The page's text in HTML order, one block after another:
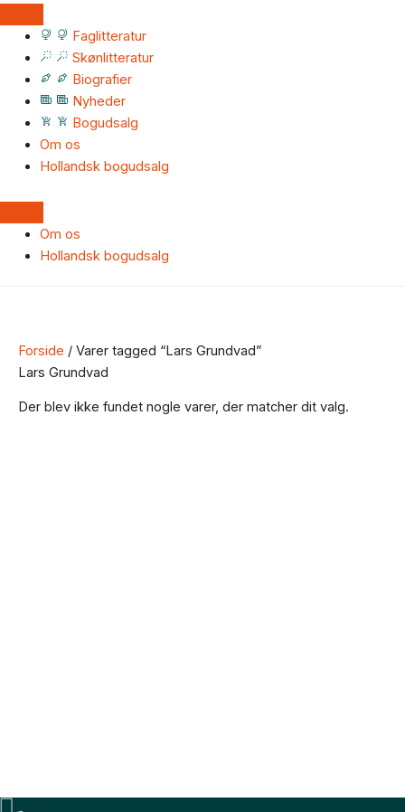
Faglitteratur
Skønlitteratur
Biografier
Nyheder
Bogudsalg
Om os
Hollandsk bogudsalg
Om os
Hollandsk bogudsalg
Forside / Varer tagged “Lars Grundvad”
Lars Grundvad
Der blev ikke fundet nogle varer, der matcher dit valg.